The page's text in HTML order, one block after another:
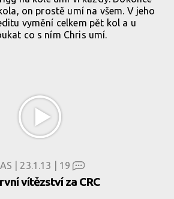
on prostě umí na všem. V jeho
vymění celkem pět kol a u
co s ním Chris umí.
| 23.1.13 | 19
vítězství za CRC